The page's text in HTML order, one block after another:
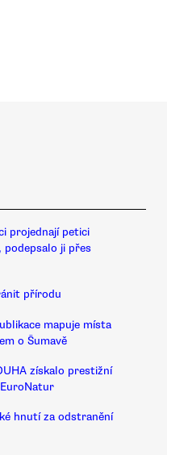
projednají petici
podepsalo ji přes
přírodu
mapuje místa
o Šumavě
získalo prestižní
hnutí za odstranění